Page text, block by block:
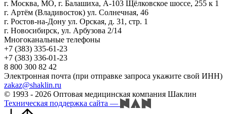
г. Москва, МО, г. Балашиха, А-103 Щёлковское шоссе, 255 к 1
г. Артём (Владивосток) ул. Солнечная, 46
г. Ростов-на-Дону ул. Орская, д. 31, стр. 1
г. Новосибирск, ул. Арбузова 2/14
Многоканальные телефоны
+7 (383) 335-61-23
+7 (383) 336-01-23
8 800 300 82 42
Электронная почта (при отправке запроса укажите свой ИНН)
zakaz@shaklin.ru
© 1993 - 2026 Оптовая медицинская компания Шаклин
Техническая поддержка сайта —